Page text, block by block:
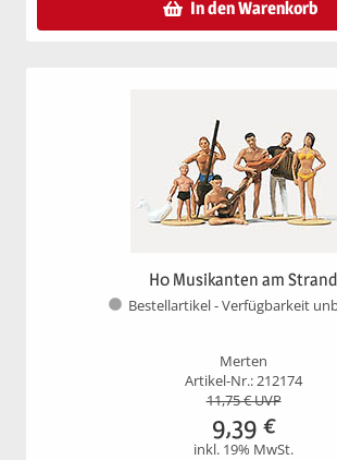
In den Warenkorb
H0 Musikanten am Strand
Bestellartikel - Verfügbarkeit
Merten
Artikel-Nr.: 212174
11,75€ UVP
9,39 €
inkl. 19% MwSt.